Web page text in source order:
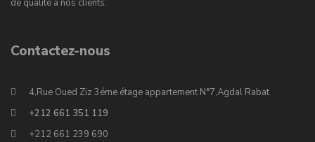
de qualité à nos clients.
Contactez-nous
4,Rue Oued Ziz 3éme étage appartement N°7,Agdal Rabat
+212 661 351 119
+212 661 239 690